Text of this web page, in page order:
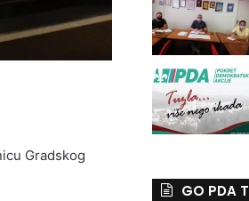
Gradskog
GO PDA